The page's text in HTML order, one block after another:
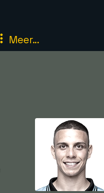
Meer...